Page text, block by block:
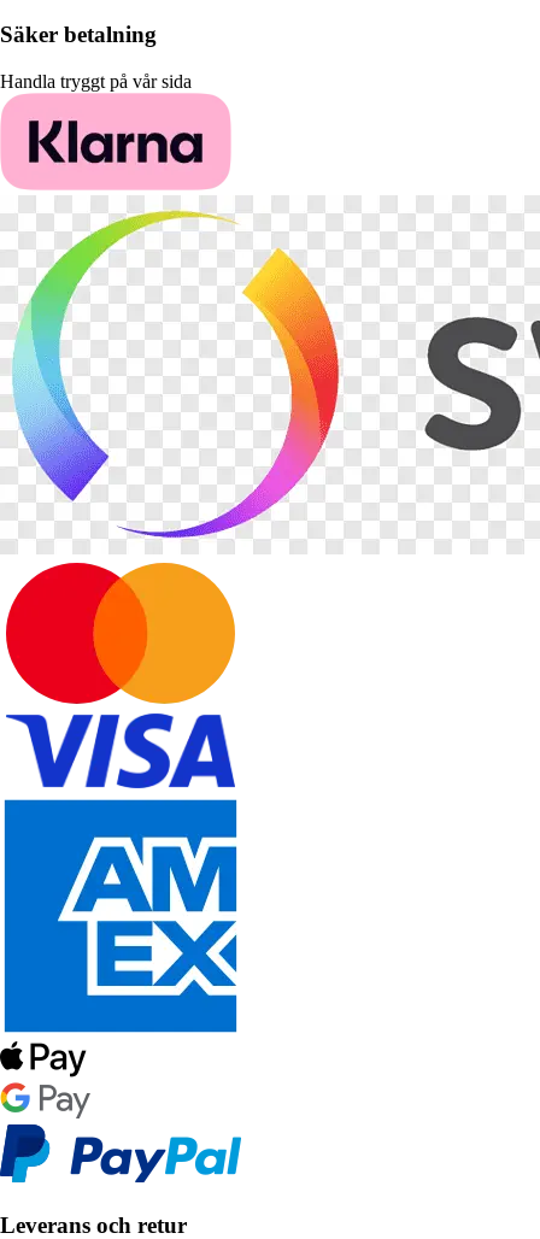
Säker betalning
Handla tryggt på vår sida
Leverans och retur